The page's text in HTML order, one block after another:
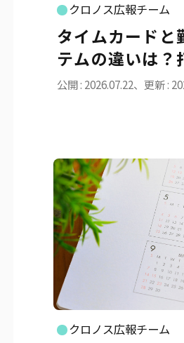
クロノス広報チーム
タイムカードと
テムの違いは？
説
公開 : 2026.07.22、更新 :
クロノス広報チーム